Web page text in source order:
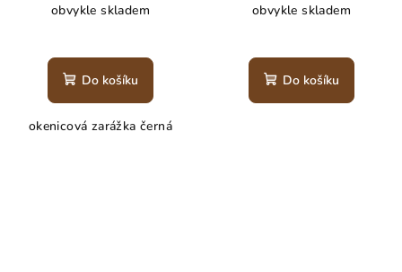
obvykle skladem
Do košíku
okenicová zarážka černá
obvykle skladem
Do košíku